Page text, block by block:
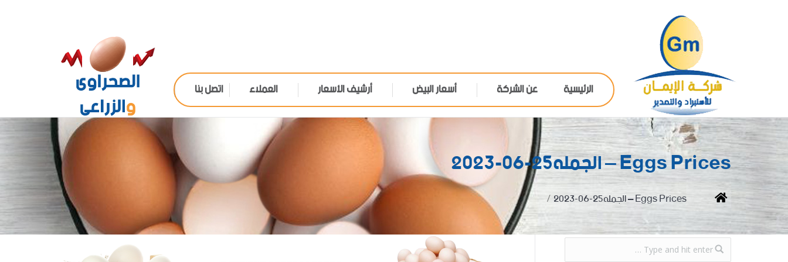
الرئيسية عن الشركة أسعار البيض أرشيف الأسعار العملاء اتصل بنا
Eggs Prices – الجمله25-06-2023
You are here:
Home Eggs Prices – الجمله25-06-2023